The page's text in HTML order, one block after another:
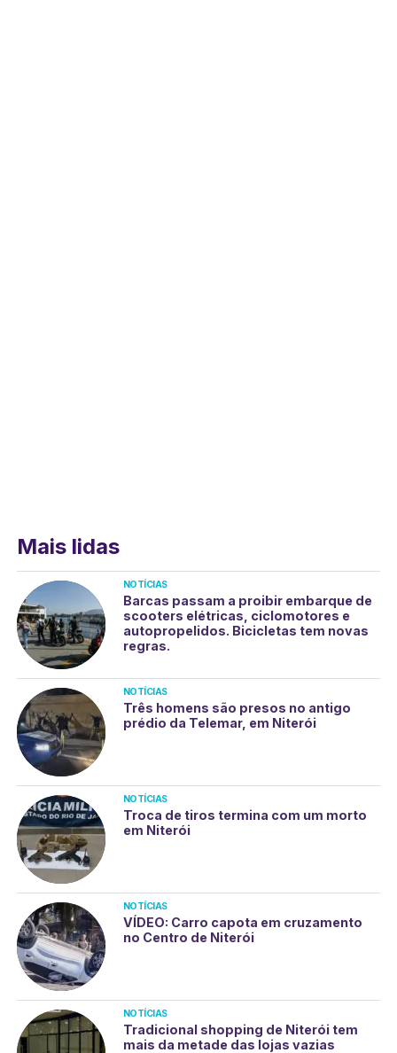
Mais lidas
NOTÍCIAS
Barcas passam a proibir embarque de
scooters elétricas, ciclomotores e
autopropelidos. Bicicletas tem novas
regras.
NOTÍCIAS
Três homens são presos no antigo
prédio da Telemar, em Niterói
NOTÍCIAS
Troca de tiros termina com um morto
em Niterói
NOTÍCIAS
VÍDEO: Carro capota em cruzamento
no Centro de Niterói
NOTÍCIAS
Tradicional shopping de Niterói tem
mais da metade das lojas vazias